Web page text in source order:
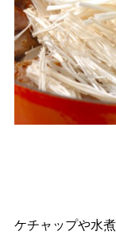
ケチャップや水